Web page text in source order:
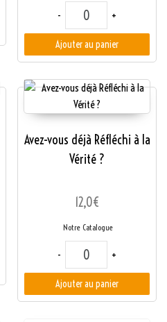
- quantité de
+
Ajouter au panier
de Dieu
Avez-vous déjà Réfléchi à la
Vérité ?
12,0€
Notre Catalogue
- quantité de Avez-
+
Ajouter au panier